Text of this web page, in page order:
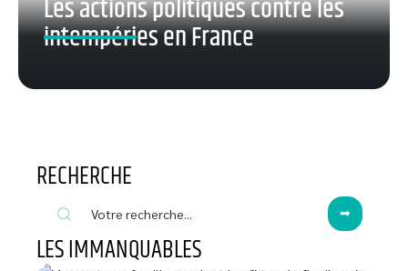
Les actions politiques contre les
intempéries en France
RECHERCHE
LES IMMANQUABLES